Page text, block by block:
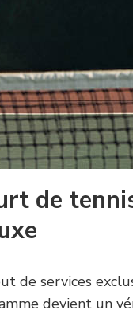
de
de services
devient un